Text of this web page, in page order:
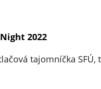
2022
tajomníčka SFÚ,